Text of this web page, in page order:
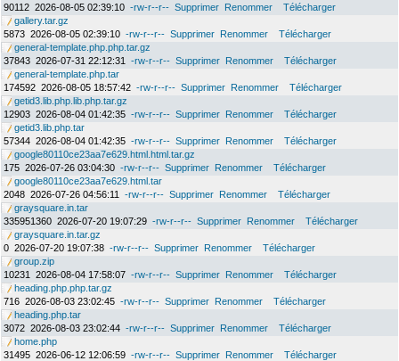
90112 2026-08-05 02:39:10 -rw-r--r-- Supprimer Renommer
Télécharger
gallery.tar.gz
5873 2026-08-05 02:39:10 -rw-r--r-- Supprimer Renommer
Télécharger
general-template.php.php.tar.gz
37843 2026-07-31 22:12:31 -rw-r--r-- Supprimer Renommer
Télécharger
general-template.php.tar
174592 2026-08-05 18:57:42 -rw-r--r-- Supprimer Renommer
Télécharger
getid3.lib.php.lib.php.tar.gz
12903 2026-08-04 01:42:35 -rw-r--r-- Supprimer Renommer
Télécharger
getid3.lib.php.tar
57344 2026-08-04 01:42:35 -rw-r--r-- Supprimer Renommer
Télécharger
google80110ce23aa7e629.html.html.tar.gz
175 2026-07-26 03:04:30 -rw-r--r-- Supprimer Renommer
Télécharger
google80110ce23aa7e629.html.tar
2048 2026-07-26 04:56:11 -rw-r--r-- Supprimer Renommer
Télécharger
graysquare.in.tar
335951360 2026-07-20 19:07:29 -rw-r--r-- Supprimer Renommer
Télécharger
graysquare.in.tar.gz
0 2026-07-20 19:07:38 -rw-r--r-- Supprimer Renommer
Télécharger
group.zip
10231
2026-08-04 17:58:07 -rw-r--r-- Supprimer Renommer
Télécharger
heading.php.php.tar.gz
716 2026-08-03 23:02:45 -rw-r--r-- Supprimer Renommer
Télécharger
heading.php.tar
3072 2026-08-03 23:02:44 -rw-r--r-- Supprimer Renommer
Télécharger
home.php
31495 2026-06-12 12:06:59 -rw-r--r-- Supprimer Renommer
Télécharger